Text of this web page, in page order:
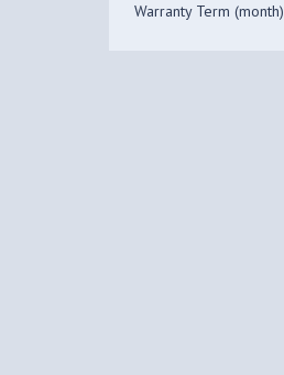
Warranty Term (month)